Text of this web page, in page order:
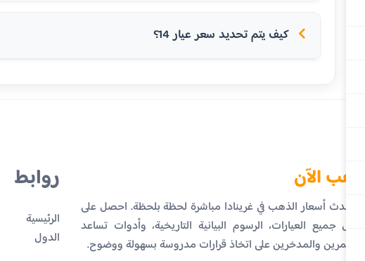
كيف يتم تحديد سعر عيار 14؟
الذهب الآن
تابع أحدث أسعار الذهب في غرينادا مباشرة لحظة بلحظة. احصل على
تفاصيل جميع العيارات، الرسوم البيانية التاريخية، وأدوات تساعد
المستثمرين والمدخرين على اتخاذ قرارات مدروسة بسهولة ووضوح.
روابط
الرئيسية
الدول